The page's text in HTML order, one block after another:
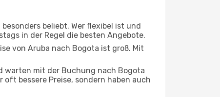
beliebt. Wer flexibel ist und
in der Regel die besten Angebote.
von Aruba nach Bogota ist groß. Mit
warten mit der Buchung nach Bogota
bessere Preise, sondern haben auch